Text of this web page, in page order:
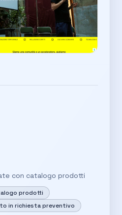
con catalogo prodotti
prodotti
in richiesta preventivo